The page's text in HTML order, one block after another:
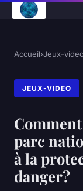
Accueil›Jeux-video
JEUX-VIDEO
parc
à la
danger?